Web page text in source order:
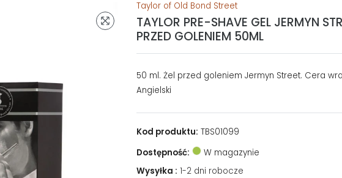
Taylor of Old Bond Street
TAYLOR PRE-SHAVE GEL JERMYN
PRZED GOLENIEM 50ML
50 ml. Żel przed goleniem Jermyn Street. Cera
Angielski
Kod produktu: TBS01099
Dostępność:
W magazynie
Wysyłka : 1-2 dni robocze